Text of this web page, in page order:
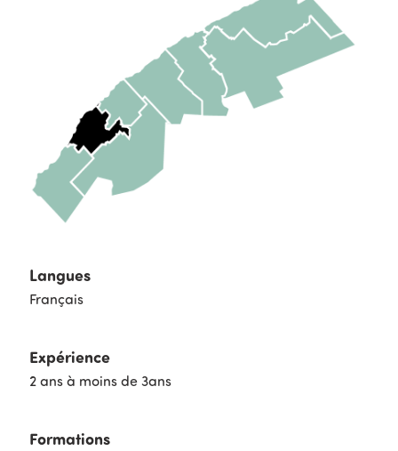
Langues
Français
Expérience
2 ans à moins de 3ans
Formations